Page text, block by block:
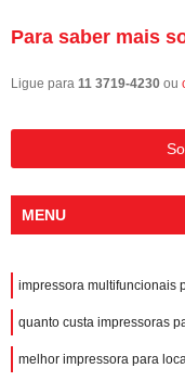
Para saber mais
Ligue para 11 3719-4230 ou
MENU
impressora multifuncionais
quanto custa impressoras
melhor impressora para